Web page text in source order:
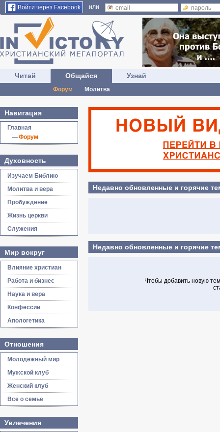
Войти через Facebook или
Читай Общайся
Форум Молитва
Узнай
Навигация
Главная
Форум
Духовность
Изучаем Библию
Молитва и вера
Пробуждение
Жизнь церкви
Служения
Мир вокруг
Влияние христиан
Работа и бизнес
Наука и вера
Конфессии
Апологетика
Отношения
Молодежный мир
Мужской клуб
Женский клуб
Все о семье
Увлечения
Недавно обновленные и горячие
Недавно обновленные и горячие
Чтобы добавить новую